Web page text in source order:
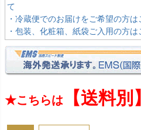
て
・冷蔵便でのお届けをご希望の方は
・包装、化粧箱、紙袋ご入用の方は
★こちらは 【送料別】